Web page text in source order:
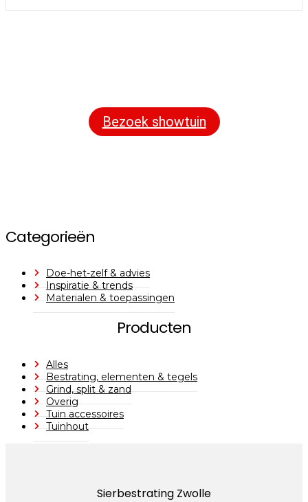
Bezoek showtuin
Categorieën
Doe-het-zelf & advies
Inspiratie & trends
Materialen & toepassingen
Producten
Alles
Bestrating, elementen & tegels
Grind, split & zand
Overig
Tuin accessoires
Tuinhout
Sierbestrating Zwolle